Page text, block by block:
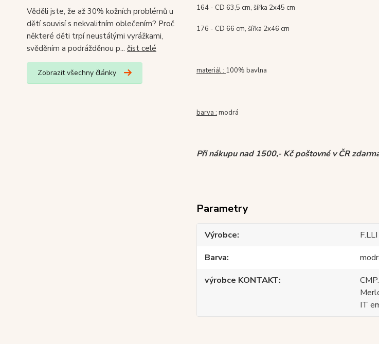
Věděli jste, že až 30% kožních problémů u
dětí souvisí s nekvalitním oblečením? Proč
některé děti trpí neustálými vyrážkami,
svěděním a podrážděnou p... číst celé
Zobrazit všechny články
164 - CD 63,5 cm, šířka 2x45 cm
176 - CD 66 cm, šířka 2x46 cm
materiál : 100% bavlna
barva : modrá
Při nákupu nad 1500,- Kč poštovné v ČR
Parametry
Výrobce
Barva
výrobce KONTAKT
IT